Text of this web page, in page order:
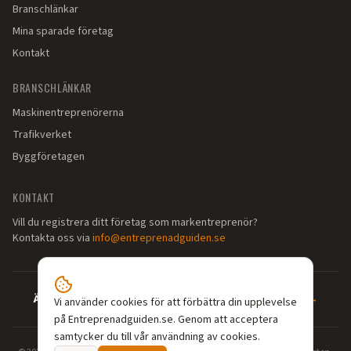
Branschlänkar
Mina sparade företag
Kontakt
BRANSCHLÄNKAR
Maskinentreprenörerna
Trafikverket
Byggföretagen
KONTAKT
Vill du registrera ditt företag som markentreprenör?
Kontakta oss via info@entreprenadguiden.se
Är du markentreprenör?—Syns där dina kunder söker →
Vi använder cookies för att förbättra din upplevelse
på Entreprenadguiden.se. Genom att acceptera
samtycker du till vår användning av cookies.